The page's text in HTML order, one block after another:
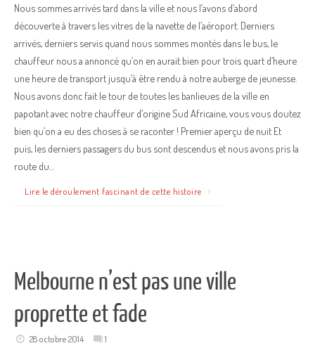
Nous sommes arrivés tard dans la ville et nous l’avons d’abord
découverte à travers les vitres de la navette de l’aéroport. Derniers
arrivés, derniers servis quand nous sommes montés dans le bus, le
chauffeur nous a annoncé qu’on en aurait bien pour trois quart d’heure
une heure de transport jusqu’à être rendu à notre auberge de jeunesse.
Nous avons donc fait le tour de toutes les banlieues de la ville en
papotant avec notre chauffeur d’origine Sud Africaine, vous vous doutez
bien qu’on a eu des choses à se raconter ! Premier aperçu de nuit Et
puis, les derniers passagers du bus sont descendus et nous avons pris la
route du…
Lire le déroulement fascinant de cette histoire
Melbourne n’est pas une ville
proprette et fade
28 octobre 2014 1